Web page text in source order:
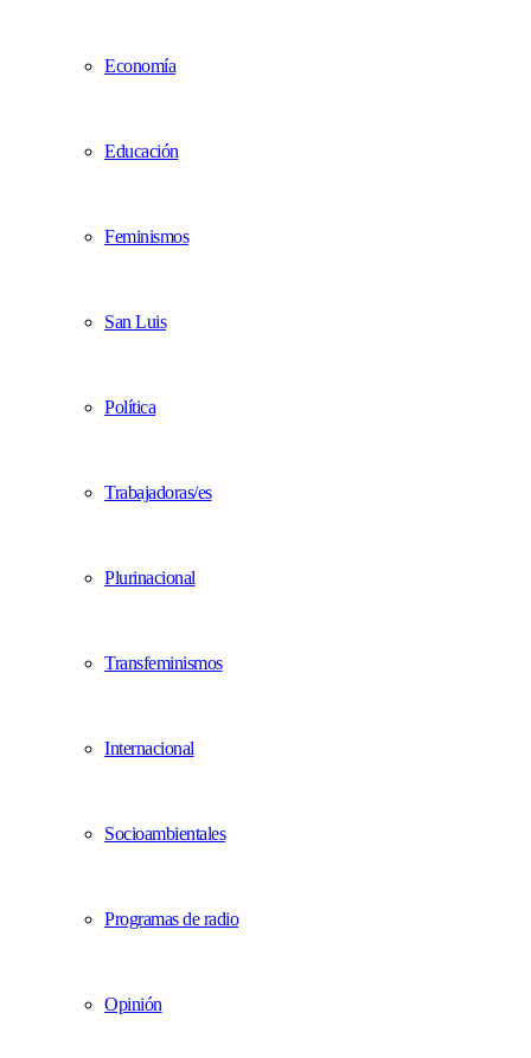
Economía
Educación
Feminismos
San Luis
Política
Trabajadoras/es
Plurinacional
Transfeminismos
Internacional
Socioambientales
Programas de radio
Opinión